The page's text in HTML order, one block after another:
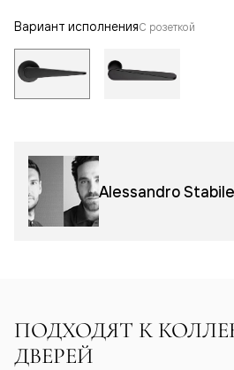
Вариант исполненияС розеткой
Alessandro
ПОДХОДЯТ К
ДВЕРЕЙ